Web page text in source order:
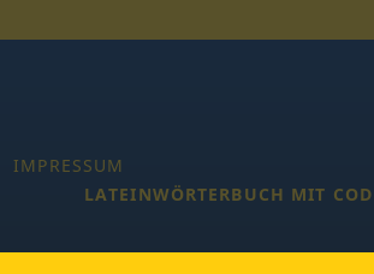
IMPRESSUM
LATEINWÖRTERBUCH MIT